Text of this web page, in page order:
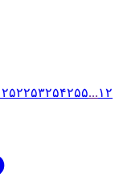
۱۲ ... ۲۵۲۲۵۳۲۵۴۲۵۵